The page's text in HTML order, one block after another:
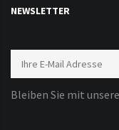
NEWSLETTER
Bleiben Sie mit